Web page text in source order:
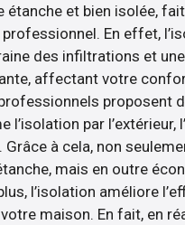
étanche et bien isolée,
En effet,
des infiltrations et
affectant votre
proposent
l’isolation par l’extérieur,
Grâce à cela, non
mais en outre
l’isolation améliore
maison. En fait, en